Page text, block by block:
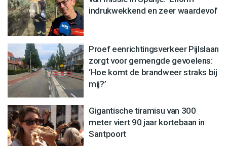
indrukwekkend en zeer waardevol’
Proef eenrichtingsverkeer Pijlslaan
zorgt voor gemengde gevoelens:
‘Hoe komt de brandweer straks bij
mij?’
Gigantische tiramisu van 300
meter viert 90 jaar kortebaan in
Santpoort